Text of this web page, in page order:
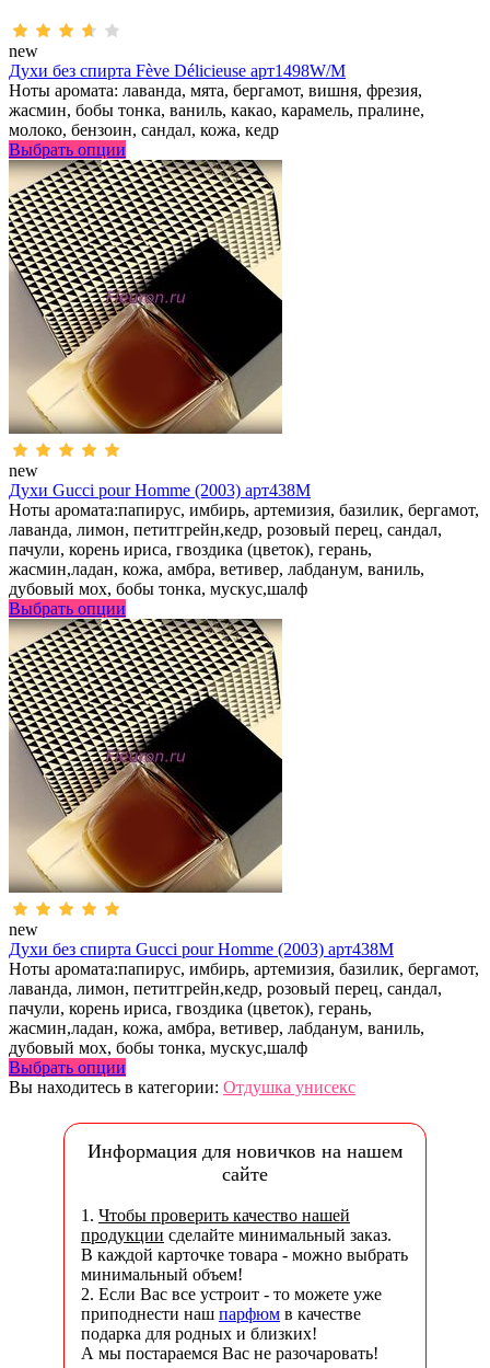
new
Духи без спирта Fève Délicieuse арт1498W/M
Ноты аромата: лаванда, мята, бергамот, вишня, фрезия,
жасмин, бобы тонка, ваниль, какао, карамель, пралине,
молоко, бензоин, сандал, кожа, кедр
Выбрать опции
new
Духи Gucci pour Homme (2003) арт438M
Ноты аромата:папирус, имбирь, артемизия, базилик, бергамот,
лаванда, лимон, петитгрейн,кедр, розовый перец, сандал,
пачули, корень ириса, гвоздика (цветок), герань,
жасмин,ладан, кожа, амбра, ветивер, лабданум, ваниль,
дубовый мох, бобы тонка, мускус,шалф
Выбрать опции
new
Духи без спирта Gucci pour Homme (2003) арт438M
Ноты аромата:папирус, имбирь, артемизия, базилик, бергамот,
лаванда, лимон, петитгрейн,кедр, розовый перец, сандал,
пачули, корень ириса, гвоздика (цветок), герань,
жасмин,ладан, кожа, амбра, ветивер, лабданум, ваниль,
дубовый мох, бобы тонка, мускус,шалф
Выбрать опции
Вы находитесь в категории: Отдушка унисекс
Информация для новичков на нашем
сайте
1. Чтобы проверить качество нашей
продукции сделайте минимальный заказ.
В каждой карточке товара - можно выбрать
минимальный объем!
2. Если Вас все устроит - то можете уже
приподнести наш парфюм в качестве
подарка для родных и близких!
А мы постараемся Вас не разочаровать!